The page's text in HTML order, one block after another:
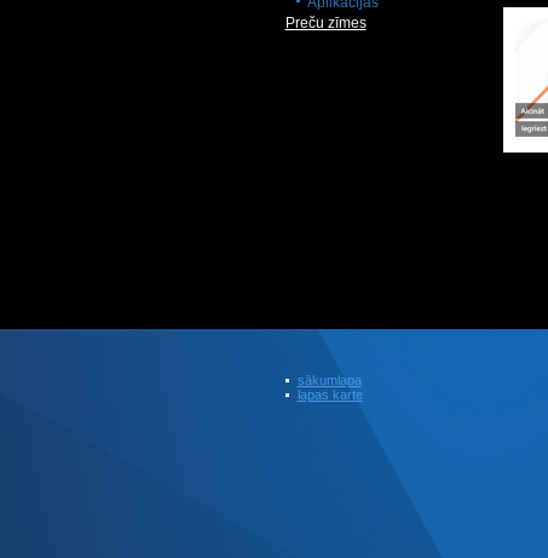
Preču zīmes
sākumlapa
lapas karte